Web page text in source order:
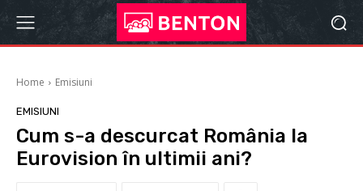
Home Emisiuni
EMISIUNI
Cum s-a descurcat România la
Eurovision în ultimii ani?